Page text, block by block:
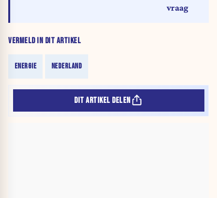
VERMELD IN DIT ARTIKEL
ENERGIE NEDERLAND
vraag
DIT ARTIKEL DELEN